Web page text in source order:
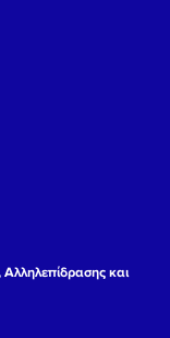
και